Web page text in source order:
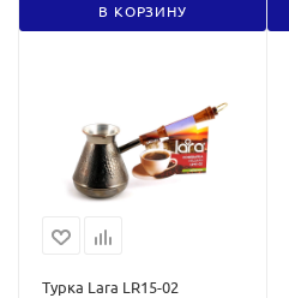
В КОРЗИНУ
Турка Lara LR15-02